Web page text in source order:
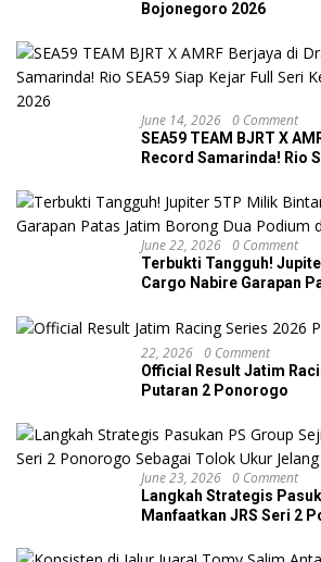
Bojonegoro 2026
June 14, 2026 0 Comment
SEA59 TEAM BJRT X
Record Samarinda! Rio
June 22, 2026 0 Comment
Terbukti Tangguh!
Cargo Nabire Garapan Patas
22, 2026 0 Comment
Official Result Jatim
Putaran 2 Ponorogo
June 23, 2026 0 Comment
Langkah Strategis
Manfaatkan JRS Seri 2